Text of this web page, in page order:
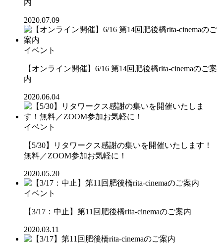
内
2020.07.09
イベント
【オンライン開催】6/16 第14回肥後橋rita-cinemaのご案
内
2020.06.04
イベント
【5/30】リタワークス感謝の集いを開催いたします！
無料／ZOOM参加お気軽に！
2020.05.20
イベント
【3/17：中止】第11回肥後橋rita-cinemaのご案内
2020.03.11